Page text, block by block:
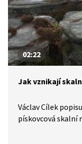
02:22
Jak vznikají
Václav Cílek
pískovcová skalní